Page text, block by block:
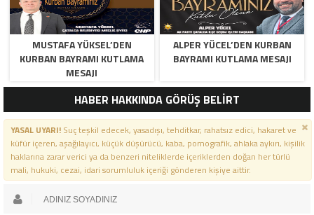
MUSTAFA YÜKSEL’DEN
KURBAN BAYRAMI KUTLAMA
MESAJI
ALPER YÜCEL’DEN KURBAN
BAYRAMI KUTLAMA MESAJI
HABER HAKKINDA GÖRÜŞ BELİRT
YASAL UYARI!Suç teşkil edecek, yasadışı, tehditkar, rahatsız edici, hakaret ve
küfür içeren, aşağılayıcı, küçük düşürücü, kaba, pornografik, ahlaka aykırı, kişilik
haklarına zarar verici ya da benzeri niteliklerde içeriklerden doğan her türlü
mali, hukuki, cezai, idari sorumluluk içeriği gönderen kişiye aittir.